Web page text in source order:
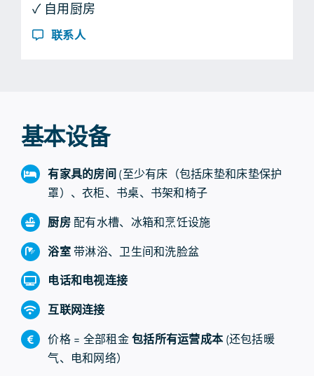
✓ 自用厨房
联系人
基本设备
有家具的房间 (至少有床（包括床垫和床垫保护
罩）、衣柜、书桌、书架和椅子
厨房配有水槽、冰箱和烹饪设施
浴室带淋浴、卫生间和洗脸盆
电话和电视连接
互联网连接
价格 = 全部租金包括所有运营成本(还包括暖
气、电和网络）